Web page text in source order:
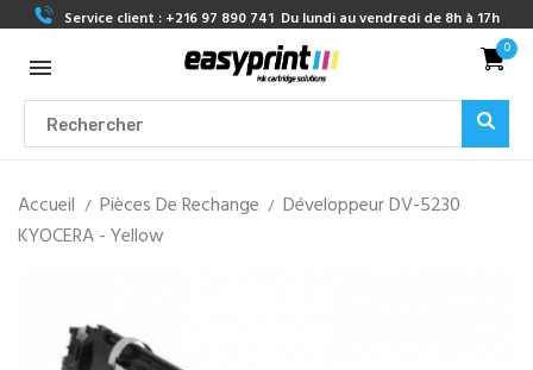
Service client : +216 97 890 741 Du lundi au vendredi de 8h à 17h
0
Accueil Pièces De Rechange
Développeur DV-5230
KYOCERA - Yellow